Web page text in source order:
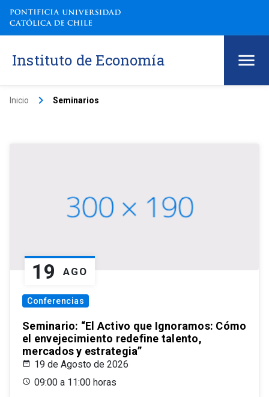
Instituto de Economía
Inicio keyboard_arrow_right Seminarios
19 AGO
Conferencias
Seminario: “El Activo que Ignoramos: Cómo
el envejecimiento redefine talento,
mercados y estrategia”
19 de Agosto de 2026
09:00 a 11:00 horas